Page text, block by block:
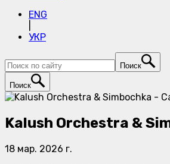
ENG
УКР
Поиск
Поиск
Kalush Orchestra &
18 мар. 2026 г.